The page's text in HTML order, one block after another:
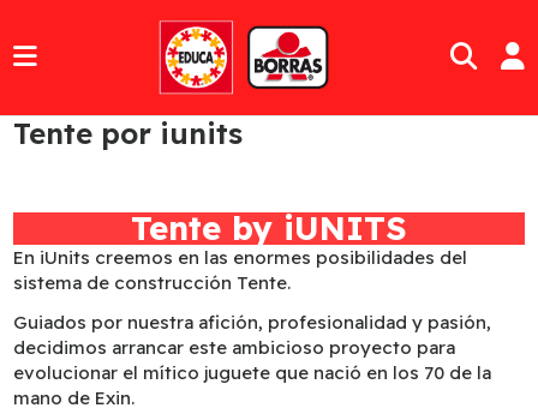
Tente por iunits
Tente by iUNITS
En iUnits creemos en las enormes posibilidades del
sistema de construcción Tente.
Guiados por nuestra afición, profesionalidad y pasión,
decidimos arrancar este ambicioso proyecto para
evolucionar el mítico juguete que nació en los 70 de la
mano de Exin.